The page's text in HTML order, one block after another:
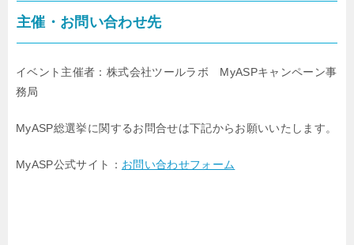
主催・お問い合わせ先
イベント主催者：株式会社ツールラボ MyASPキャンペーン事
務局
MyASP総選挙に関するお問合せは下記からお願いいたします。
MyASP公式サイト： お問い合わせフォーム